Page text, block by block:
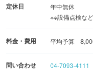
豊富にメニューをご用
ューでごゆっくりとお
四季折々の食材を、ご
定休日
年中無休
※※設備点検な
料金・費用 平均予算
問い合わせ 04-7093-4111